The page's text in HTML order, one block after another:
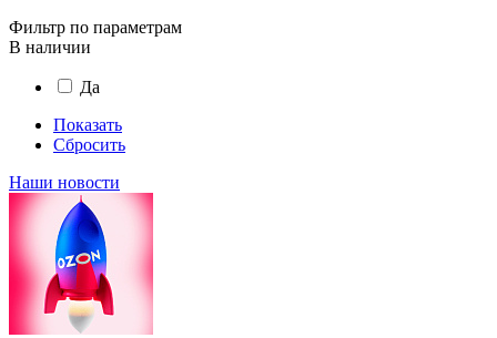
Фильтр по параметрам
В наличии
Да
Показать
Сбросить
Наши новости